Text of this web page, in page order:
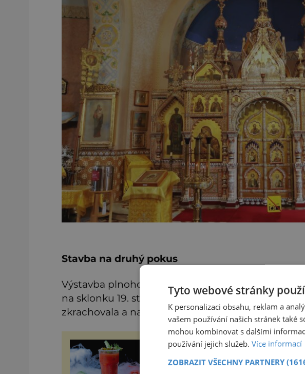
Stavba na druhý pokus
Výstavba plnohodnotného svatostánku to měla
na sklonku 19. století Výbor pro stavbu kostela
zkrachovala a najednou se začínalo zase od nuly.
Příběhy slavných
Manhattan a Bloody
Tyto webové stránky
K personalizaci obsahu, reklam a
vašem používání našich stránek také
mohou kombinovat s dalšími
používání jejich služeb. Více informací
ZOBRAZIT VŠECHNY PARTNERY